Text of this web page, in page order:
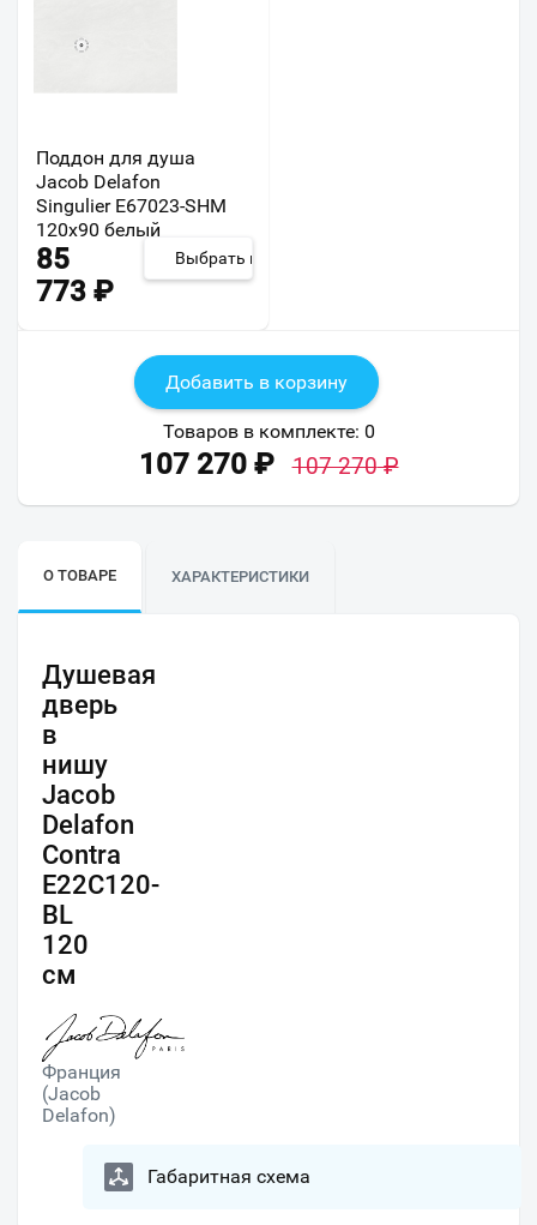
Поддон для душа
Jacob Delafon
Singulier E67023-SHM
120х90 белый
85
773 ₽
Выбрать из 9
Добавить в корзину
Товаров в комплекте: 0
107 270₽ 107 270₽
О ТОВАРЕ ХАРАКТЕРИСТИКИ
Душевая
дверь
в
нишу
Jacob
Delafon
Contra
E22C120-
BL
120
см
Франция
(Jacob
Delafon)
Габаритная схема